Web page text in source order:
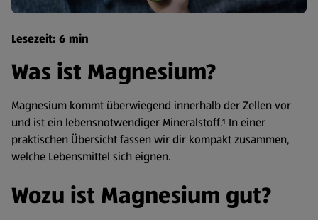
Lesezeit: 6 min
Was ist Magnesium?
Magnesium kommt überwiegend innerhalb der Zellen vor
und ist ein lebensnotwendiger Mineralstoff.¹ In einer
praktischen Übersicht fassen wir dir kompakt zusammen,
welche Lebensmittel sich eignen.
Wozu ist Magnesium gut?